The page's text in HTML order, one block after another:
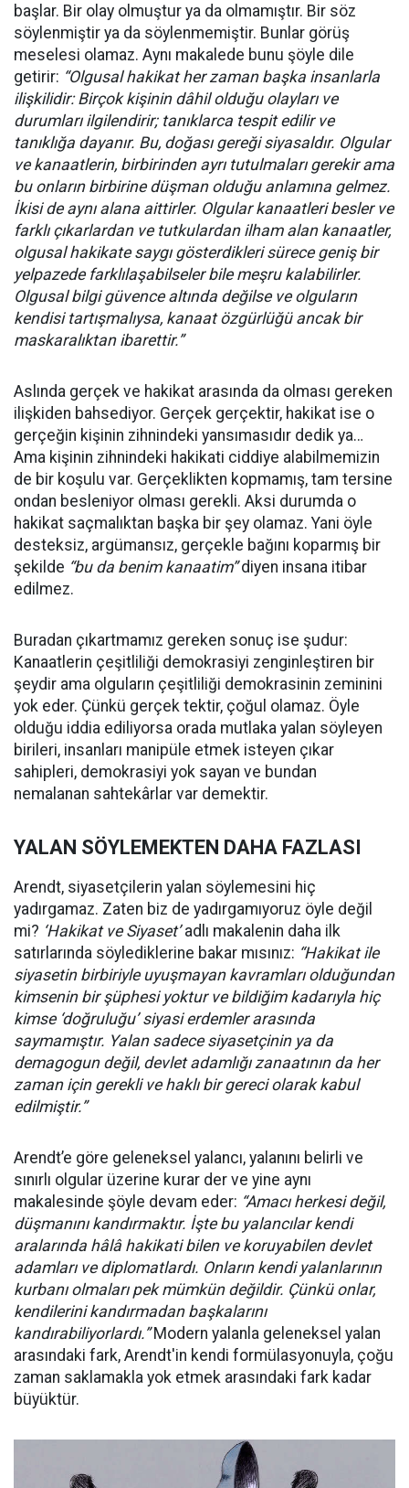
başlar. Bir olay olmuştur ya da olmamıştır. Bir söz
söylenmiştir ya da söylenmemiştir. Bunlar görüş
meselesi olamaz. Aynı makalede bunu şöyle dile
getirir: “Olgusal hakikat her zaman başka insanlarla
ilişkilidir: Birçok kişinin dâhil olduğu olayları ve
durumları ilgilendirir; tanıklarca tespit edilir ve
tanıklığa dayanır. Bu, doğası gereği siyasaldır. Olgular
ve kanaatlerin, birbirinden ayrı tutulmaları gerekir ama
bu onların birbirine düşman olduğu anlamına gelmez.
İkisi de aynı alana aittirler. Olgular kanaatleri besler ve
farklı çıkarlardan ve tutkulardan ilham alan kanaatler,
olgusal hakikate saygı gösterdikleri sürece geniş bir
yelpazede farklılaşabilseler bile meşru kalabilirler.
Olgusal bilgi güvence altında değilse ve olguların
kendisi tartışmalıysa, kanaat özgürlüğü ancak bir
maskaralıktan ibarettir.”
Aslında gerçek ve hakikat arasında da olması gereken
ilişkiden bahsediyor. Gerçek gerçektir, hakikat ise o
gerçeğin kişinin zihnindeki yansımasıdır dedik ya…
Ama kişinin zihnindeki hakikati ciddiye alabilmemizin
de bir koşulu var. Gerçeklikten kopmamış, tam tersine
ondan besleniyor olması gerekli. Aksi durumda o
hakikat saçmalıktan başka bir şey olamaz. Yani öyle
desteksiz, argümansız, gerçekle bağını koparmış bir
şekilde “bu da benim kanaatim”diyen insana itibar
edilmez.
Buradan çıkartmamız gereken sonuç ise şudur:
Kanaatlerin çeşitliliği demokrasiyi zenginleştiren bir
şeydir ama olguların çeşitliliği demokrasinin zeminini
yok eder. Çünkü gerçek tektir, çoğul olamaz. Öyle
olduğu iddia ediliyorsa orada mutlaka yalan söyleyen
birileri, insanları manipüle etmek isteyen çıkar
sahipleri, demokrasiyi yok sayan ve bundan
nemalanan sahtekârlar var demektir.
YALAN SÖYLEMEKTEN DAHA FAZLASI
Arendt, siyasetçilerin yalan söylemesini hiç
yadırgamaz. Zaten biz de yadırgamıyoruz öyle değil
mi? ‘Hakikat ve Siyaset’adlı makalenin daha ilk
satırlarında söylediklerine bakar mısınız: “Hakikat ile
siyasetin birbiriyle uyuşmayan kavramları olduğundan
kimsenin bir şüphesi yoktur ve bildiğim kadarıyla hiç
kimse ‘doğruluğu’ siyasi erdemler arasında
saymamıştır. Yalan sadece siyasetçinin ya da
demagogun değil, devlet adamlığı zanaatının da her
zaman için gerekli ve haklı bir gereci olarak kabul
edilmiştir.”
Arendt’e göre geleneksel yalancı, yalanını belirli ve
sınırlı olgular üzerine kurar der ve yine aynı
makalesinde şöyle devam eder: “Amacı herkesi değil,
düşmanını kandırmaktır. İşte bu yalancılar kendi
aralarında hâlâ hakikati bilen ve koruyabilen devlet
adamları ve diplomatlardı. Onların kendi yalanlarının
kurbanı olmaları pek mümkün değildir. Çünkü onlar,
kendilerini kandırmadan başkalarını
kandırabiliyorlardı.”Modern yalanla geleneksel yalan
arasındaki fark, Arendt'in kendi formülasyonuyla, çoğu
zaman saklamakla yok etmek arasındaki fark kadar
büyüktür.